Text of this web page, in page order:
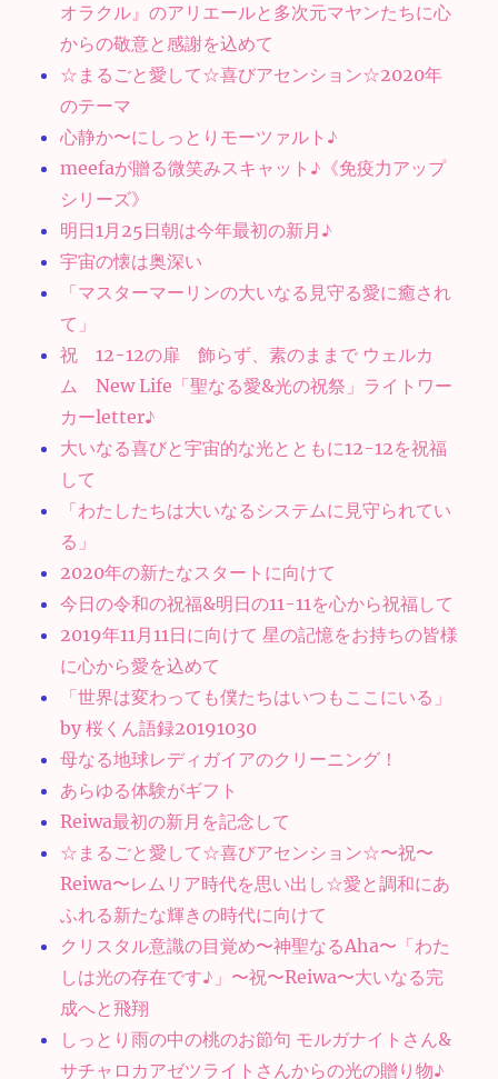
オラクル』のアリエールと多次元マヤンたちに心
からの敬意と感謝を込めて
☆まるごと愛して☆喜びアセンション☆2020年
のテーマ
心静か〜にしっとりモーツァルト♪
meefaが贈る微笑みスキャット♪《免疫力アップ
シリーズ》
明日1月25日朝は今年最初の新月♪
宇宙の懐は奥深い
「マスターマーリンの大いなる見守る愛に癒され
て」
祝 12-12の扉 飾らず、素のままで ウェルカ
ム New Life「聖なる愛&光の祝祭」ライトワー
カーletter♪
大いなる喜びと宇宙的な光とともに12-12を祝福
して
「わたしたちは大いなるシステムに見守られてい
る」
2020年の新たなスタートに向けて
今日の令和の祝福&明日の11-11を心から祝福して
2019年11月11日に向けて 星の記憶をお持ちの皆様
に心から愛を込めて
「世界は変わっても僕たちはいつもここにいる」
by 桜くん語録20191030
母なる地球レディガイアのクリーニング！
あらゆる体験がギフト
Reiwa最初の新月を記念して
☆まるごと愛して☆喜びアセンション☆〜祝〜
Reiwa〜レムリア時代を思い出し☆愛と調和にあ
ふれる新たな輝きの時代に向けて
クリスタル意識の目覚め〜神聖なるAha〜「わた
しは光の存在です♪」〜祝〜Reiwa〜大いなる完
成へと飛翔
しっとり雨の中の桃のお節句 モルガナイトさん&
サチャロカアゼツライトさんからの光の贈り物♪